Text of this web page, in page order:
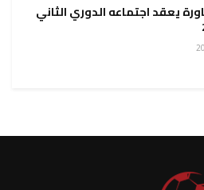
يعقد اجتماعه الدوري الثاني